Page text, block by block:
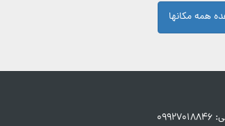
همه مکانها